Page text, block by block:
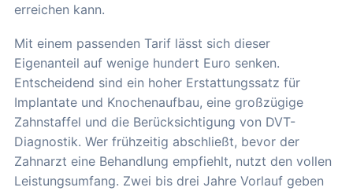
erreichen kann.
Mit einem passenden Tarif lässt sich dieser
Eigenanteil auf wenige hundert Euro senken.
Entscheidend sind ein hoher Erstattungssatz für
Implantate und Knochenaufbau, eine großzügige
Zahnstaffel und die Berücksichtigung von DVT-
Diagnostik. Wer frühzeitig abschließt, bevor der
Zahnarzt eine Behandlung empfiehlt, nutzt den vollen
Leistungsumfang. Zwei bis drei Jahre Vorlauf geben